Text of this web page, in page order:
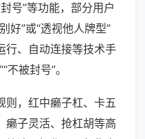
号”等功能，部分用户
好”或“透视他人牌型”
行、自动连接等技术手
被封号”。
则，红中癞子杠、卡五
癞子灵活、抢杠胡等高